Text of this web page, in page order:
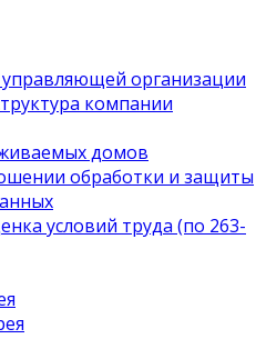
организации
компании
домов
обработки и защиты
условий труда (по 263-